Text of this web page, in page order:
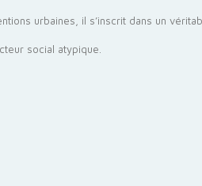
urbaines, il s’inscrit dans un
social atypique.